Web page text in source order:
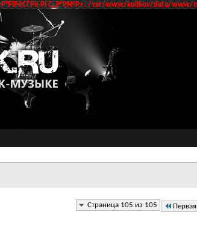
Р·Р°РїРёСЃРё РІ С„Р°Р№Р»: /var/www/kulikov/data/
Страница 105 из 105 Первая